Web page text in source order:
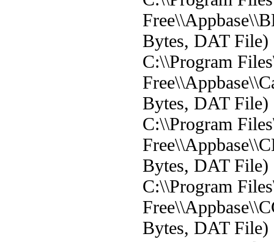
Bytes, DAT File)
C:\\Program
Bytes, DAT File)
C:\\Program
Bytes, DAT File)
C:\\Program
Bytes, DAT File)